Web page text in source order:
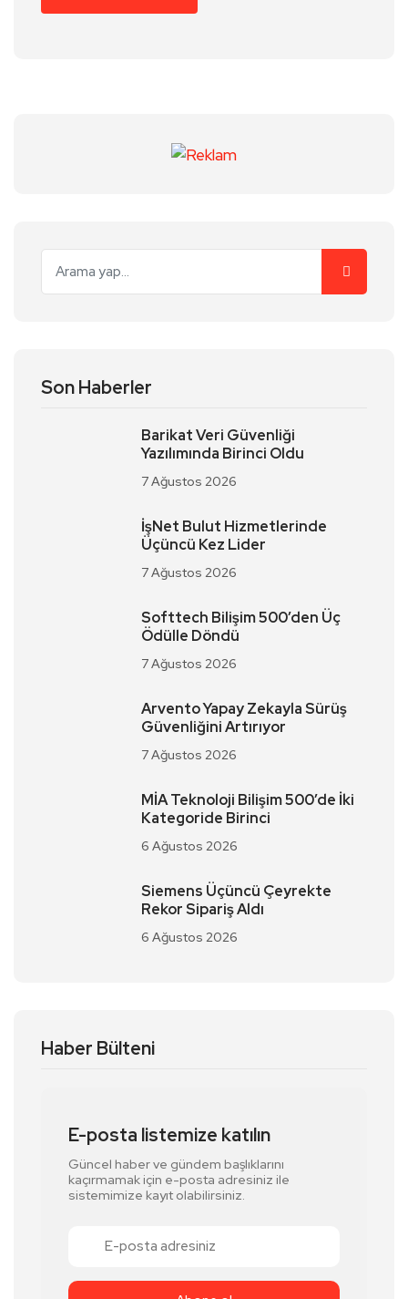
Son Haberler
Barikat Veri Güvenliği
Yazılımında Birinci Oldu
7 Ağustos 2026
İşNet Bulut Hizmetlerinde
Üçüncü Kez Lider
7 Ağustos 2026
Softtech Bilişim 500’den Üç
Ödülle Döndü
7 Ağustos 2026
Arvento Yapay Zekayla Sürüş
Güvenliğini Artırıyor
7 Ağustos 2026
MİA Teknoloji Bilişim 500’de İki
Kategoride Birinci
6 Ağustos 2026
Siemens Üçüncü Çeyrekte
Rekor Sipariş Aldı
6 Ağustos 2026
Haber Bülteni
E-posta listemize katılın
Güncel haber ve gündem başlıklarını
kaçırmamak için e-posta adresiniz ile
sistemimize kayıt olabilirsiniz.